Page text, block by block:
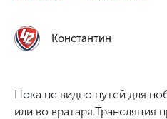
Константин
Пока не видно путей для
или во вратаря.Трансляция